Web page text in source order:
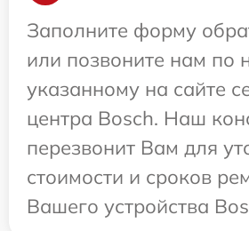
Заполните форму
или позвоните нам по
указанному на сайте
центра Bosch. Наш
перезвонит Вам для
стоимости и сроков
Вашего устройства